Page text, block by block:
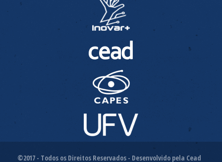
©2017 - Todos os Direitos Reservados - Desenvolvido pela Cead